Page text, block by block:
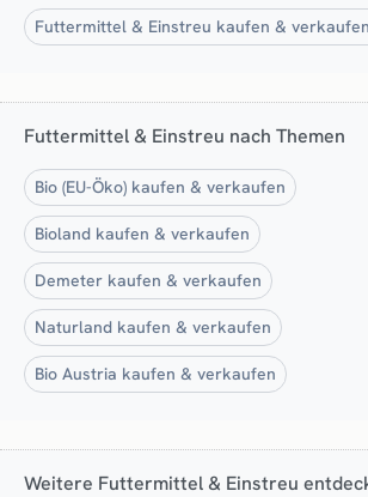
Futtermittel & Einstreu kaufen &
Futtermittel & Einstreu nach Themen
Bio (EU-Öko) kaufen & verkaufen
Bioland kaufen & verkaufen
Demeter kaufen & verkaufen
Naturland kaufen & verkaufen
Bio Austria kaufen & verkaufen
Weitere Futtermittel & Einstreu